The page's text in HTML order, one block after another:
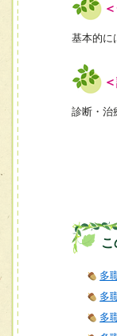
基本的に
診断・治
多
多
多